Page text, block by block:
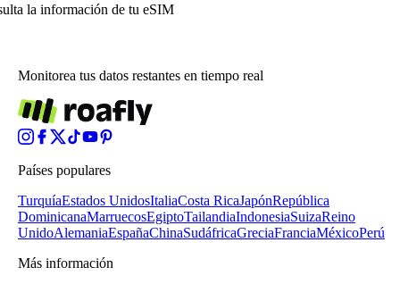
la información de tu eSIM
Monitorea tus datos restantes en tiempo real
Países populares
TurquíaEstados UnidosItaliaCosta RicaJapónRepública
DominicanaMarruecosEgiptoTailandiaIndonesiaSuizaReino
UnidoAlemaniaEspañaChinaSudáfricaGreciaFranciaMéxicoPerú
Más información